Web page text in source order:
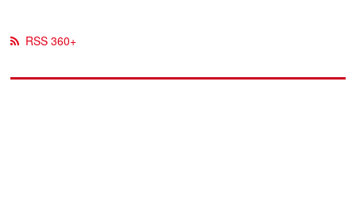
RSS 360+